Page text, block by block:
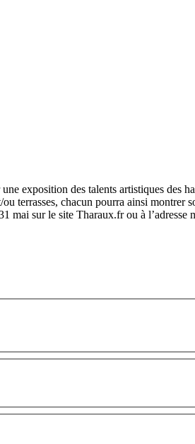
exposition des talents artistiques des
terrasses, chacun pourra ainsi montrer
mai sur le site Tharaux.fr ou à